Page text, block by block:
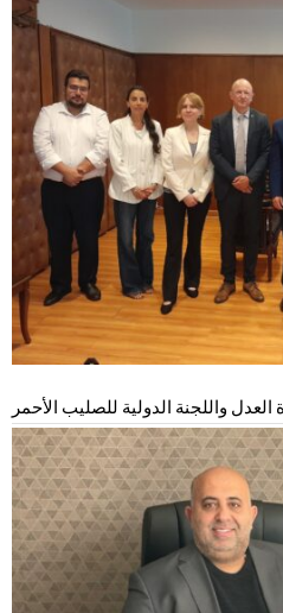
العدل واللجنة الدولية للصليب الأحمر